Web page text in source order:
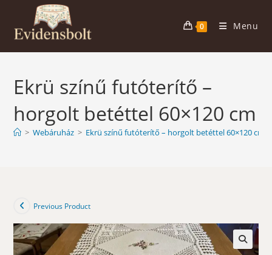
content
0 Menu
Ekrü színű futóterítő –
horgolt betéttel 60×120 cm
> Webáruház > Ekrü színű futóterítő – horgolt betéttel 60×120 cm
Previous Product